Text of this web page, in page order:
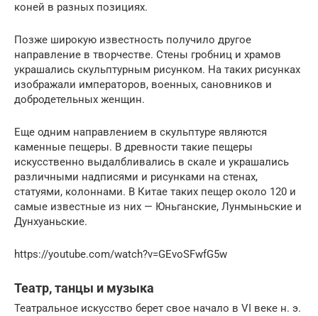
коней в разных позициях.
Позже широкую известность получило другое
направление в творчестве. Стены гробниц и храмов
украшались скульптурным рисунком. На таких рисунках
изображали императоров, военных, сановников и
добродетельных женщин.
Еще одним направлением в скульптуре являются
каменные пещеры. В древности такие пещеры
искусственно выдалбливались в скале и украшались
различными надписями и рисунками на стенах,
статуями, колоннами. В Китае таких пещер около 120 и
самые известные из них — Юньганские, Лунмыньские и
Дунхуаньские.
https://youtube.com/watch?v=GEvoSFwfG5w
Театр, танцы и музыка
Театральное искусство берет свое начало в VI веке н. э.